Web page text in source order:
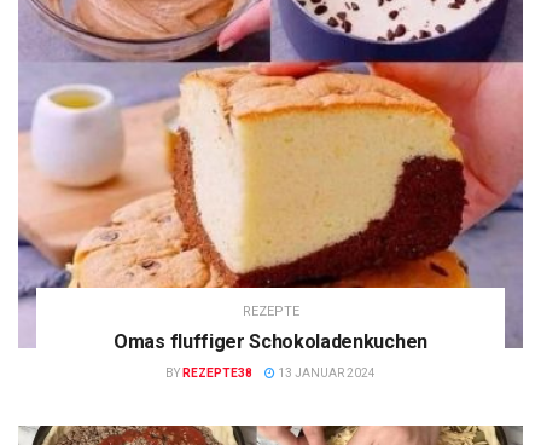
REZEPTE
Omas fluffiger Schokoladenkuchen
BY REZEPTE38 13 JANUAR 2024